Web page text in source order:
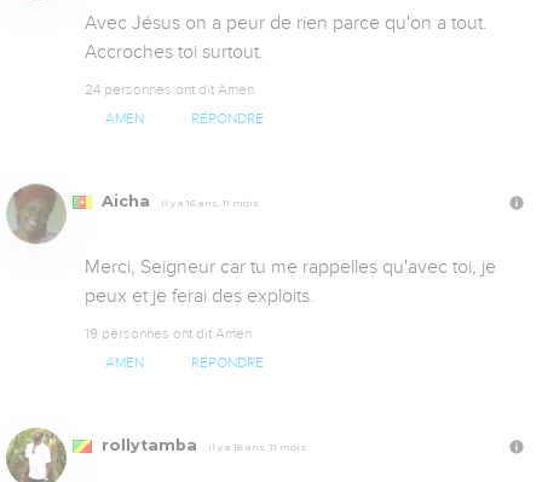
Avec Jésus on a peur de rien parce qu'on a tout.
Accroches toi surtout.
24 personnes ont dit Amen
AMEN RÉPONDRE
Aicha Il y a 16 ans, 11 mois
Merci, Seigneur car tu me rappelles qu'avec toi, je
peux et je ferai des exploits.
19 personnes ont dit Amen
AMEN RÉPONDRE
rollytamba Il y a 16 ans, 11 mois